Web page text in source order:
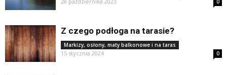
0
Z czego podłoga na tarasie?
Markizy, osłony, maty balkonowe i na taras
15 stycznia 2024 0